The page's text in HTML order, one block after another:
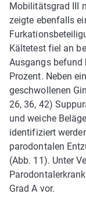
Mobilitätsgrad III
zeigte ebenfalls
Kältetest fiel an
Ausgangs­ befund
Prozent. Neben
geschwollenen
26, 36, 42)
und weiche
identifiziert
parodontalen
(Abb. 11). Unter
Grad A vor.